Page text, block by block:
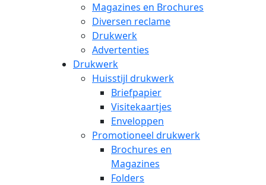
Magazines en Brochures
Diversen reclame
Drukwerk
Advertenties
Drukwerk
Huisstijl drukwerk
Briefpapier
Visitekaartjes
Enveloppen
Promotioneel drukwerk
Brochures en
Magazines
Folders